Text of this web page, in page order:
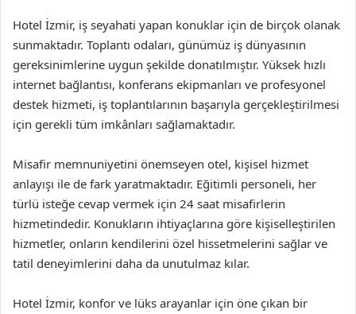
Hotel İzmir, iş seyahati yapan konuklar için de birçok olanak
sunmaktadır. Toplantı odaları, günümüz iş dünyasının
gereksinimlerine uygun şekilde donatılmıştır. Yüksek hızlı
internet bağlantısı, konferans ekipmanları ve profesyonel
destek hizmeti, iş toplantılarının başarıyla gerçekleştirilmesi
için gerekli tüm imkânları sağlamaktadır.
Misafir memnuniyetini önemseyen otel, kişisel hizmet
anlayışı ile de fark yaratmaktadır. Eğitimli personeli, her
türlü isteğe cevap vermek için 24 saat misafirlerin
hizmetindedir. Konukların ihtiyaçlarına göre kişiselleştirilen
hizmetler, onların kendilerini özel hissetmelerini sağlar ve
tatil deneyimlerini daha da unutulmaz kılar.
Hotel İzmir, konfor ve lüks arayanlar için öne çıkan bir